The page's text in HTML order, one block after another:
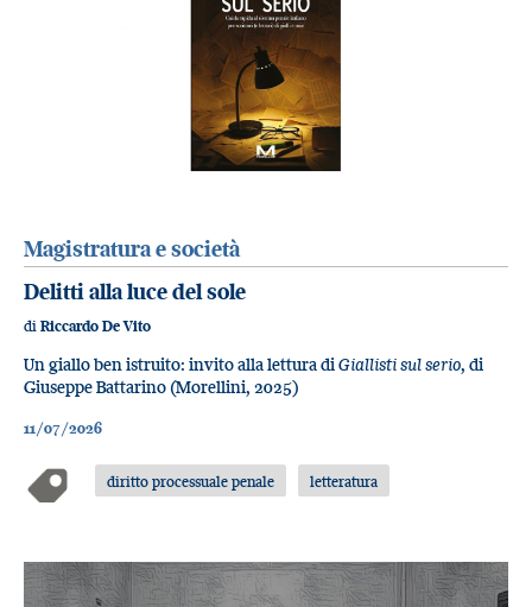
Magistratura e società
Delitti alla luce del sole
di Riccardo De Vito
Un giallo ben istruito: invito alla lettura diGiallisti sul serio, di
Giuseppe Battarino (Morellini, 2025)
11/07/2026
diritto processuale penale letteratura